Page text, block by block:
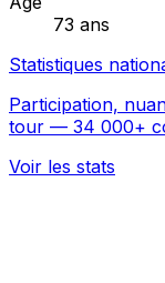
73 ans
Statistiques
Participation,
tour — 34 000+
Voir les stats